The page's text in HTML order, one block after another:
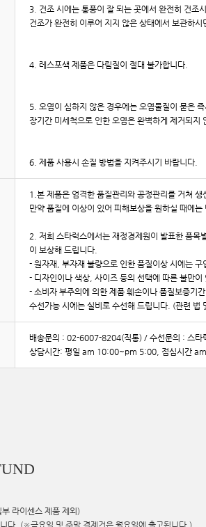
3. 건조 시에는 통풍이 잘 되는 곳에서 완전히 건조
건조가 완전히 이루어 지지 않은 상태에서 보관하시
4. 레스포색 제품은 다림질이 절대 불가합니다.
5. 오염이 심하지 않은 경우에는 오염물질이 묻은
장기간 미세척으로 인한 오염은 완벽하게 제거되지
6. 제품 사용시 손질 방법을 지켜주시기 바랍니다.
1.본 제품은 엄격한 품질관리와 공정관리를 거쳐 생
만약 품질에 이상이 있어 피해보상을 원하실 때에
2. 저희 스타럭스에서는 재정경제원이 발표한 품목
이 보상해 드립니다.
- 원자재, 부자재 불량으로 인한 품질이상 시에는
- 디자인이나 색상, 사이즈 등의 선택에 따른 불만
- 소비자 부주의에 의한 제품 훼손이나 품질보증기
수선가능 시에는 실비로 수선해 드립니다. (관련 법
배송문의 : 02-6007-8204(직통) / 수선문의 : 스타
상담시간: 평일 am 10:00~pm 5:00, 점심시간
라이센스 제품 제외)
다. (※금요일 및 주말 결제건은 월요일에 출고됩니다.)